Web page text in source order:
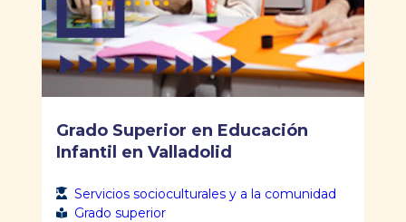
Grado Superior en Educación
Infantil en Valladolid
Servicios socioculturales y a la comunidad
Grado superior